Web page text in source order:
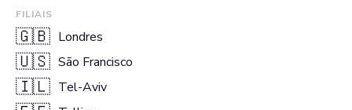
FILIAIS
🇬🇧 Londres
🇺🇸 São Francisco
🇮🇱 Tel-Aviv